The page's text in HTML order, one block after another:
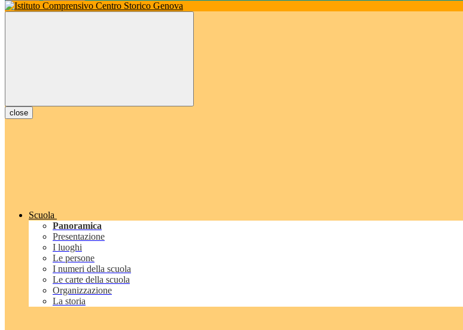
close
Scuola
Panoramica
Presentazione
I luoghi
Le persone
I numeri della scuola
Le carte della scuola
Organizzazione
La storia